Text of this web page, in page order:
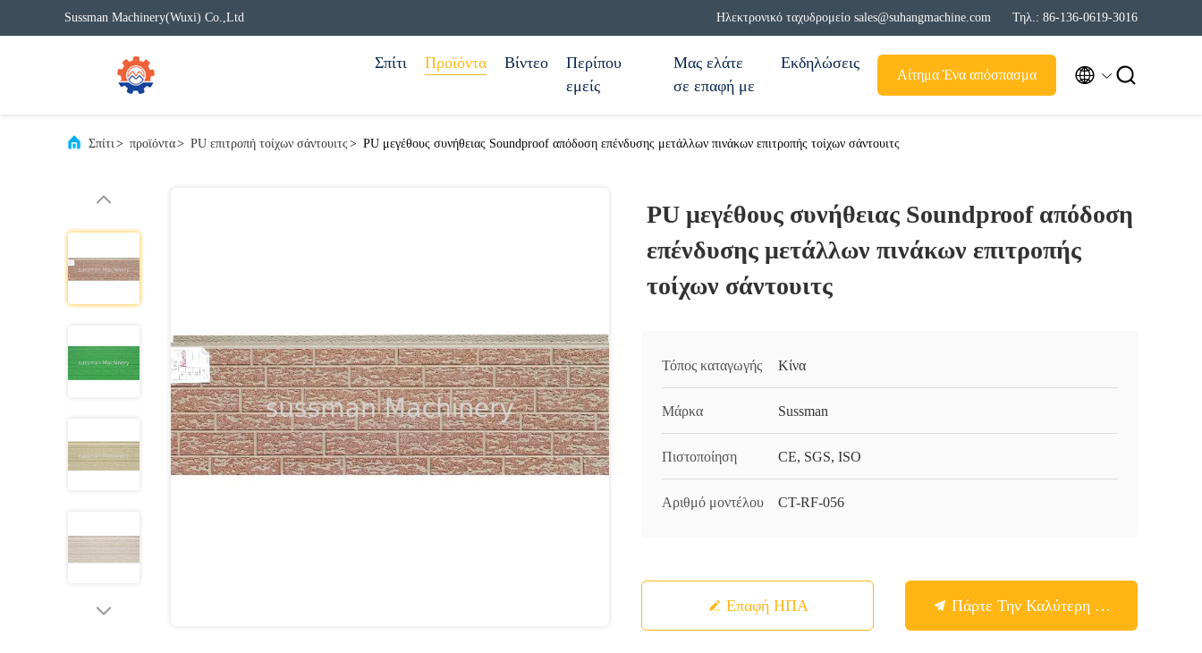
Sussman Machinery(Wuxi) Co.,Ltd Ηλεκτρονικό ταχυδρομείο sales@suhangmachine.com Τηλ.: 86-136-0619-3016
Σπίτι Προϊόντα Βίντεο
Περίπου
εμείς
Μας ελάτε
σε επαφή με
Εκδηλώσεις
Αίτημα Ένα απόσπασμα  
Σπίτι> προϊόντα> PU επιτροπή τοίχων σάντουιτς > PU μεγέθους συνήθειας Soundproof απόδοση επένδυσης μετάλλων πινάκων επιτροπής τοίχων σάντουιτς
PU μεγέθους συνήθειας Soundproof απόδοση
επένδυσης μετάλλων πινάκων επιτροπής
τοίχων σάντουιτς
Τόπος καταγωγής Κίνα
Μάρκα Sussman
Πιστοποίηση CE, SGS, ISO
Αριθμό μοντέλου CT-RF-056
Επαφή ΗΠΑ Πάρτε Την Καλύτερη Τιμή